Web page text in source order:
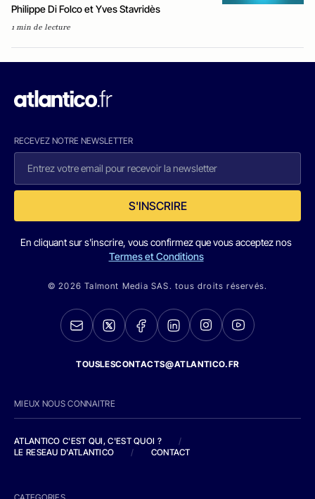
Philippe Di Folco et Yves Stavridès
1 min de lecture
RECEVEZ NOTRE NEWSLETTER
S'INSCRIRE
En cliquant sur s'inscrire, vous confirmez que vous acceptez nos
Termes et Conditions
© 2026 Talmont Media SAS. tous droits réservés.
TOUSLESCONTACTS@ATLANTICO.FR
MIEUX NOUS CONNAITRE
ATLANTICO C'EST QUI, C'EST QUOI ?
/
LE RESEAU D'ATLANTICO
/ CONTACT